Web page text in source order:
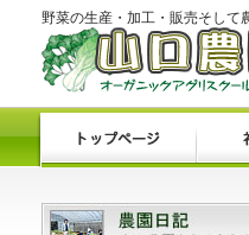
野菜の生産・加工・販売そして